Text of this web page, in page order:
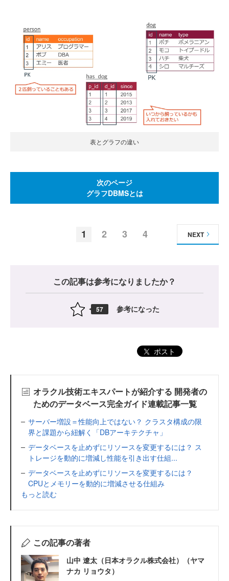
表とグラフの違い
次のページ
グラフDBMSとは
1 2 3 4 NEXT
この記事は参考になりましたか？
57 参考になった
ポスト
オラクル技術エキスパートが紹介する 開発者の
ためのデータベース完全ガイド連載記事一覧
サーバー増設＝性能向上ではない？ クラスタ構成の限
界と課題から紐解く「DBアーキテクチャ」
データベースを止めずにリソースを変更するには？ ス
トレージを動的に増減し性能を引き出す仕組...
データベースを止めずにリソースを変更するには？
CPUとメモリーを動的に増減させる仕組み
もっと読む
この記事の著者
山中 遼太（日本オラクル株式会社）（ヤマ
ナカ リョウタ）